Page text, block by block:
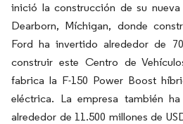
inició la construcción de su
Dearborn, Míchigan, donde
Ford ha invertido alrededor de
construir este Centro de
fabrica la F-150 Power Boost
eléctrica. La empresa también
alrededor de 11.500 millones de